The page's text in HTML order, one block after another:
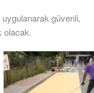
uygulanarak güvenli,
olacak.